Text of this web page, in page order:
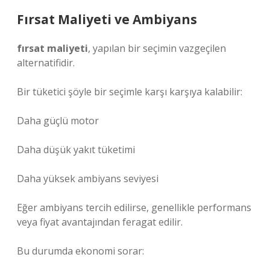
Fırsat Maliyeti ve Ambiyans
fırsat maliyeti, yapılan bir seçimin vazgeçilen
alternatifidir.
Bir tüketici şöyle bir seçimle karşı karşıya kalabilir:
Daha güçlü motor
Daha düşük yakıt tüketimi
Daha yüksek ambiyans seviyesi
Eğer ambiyans tercih edilirse, genellikle performans
veya fiyat avantajından feragat edilir.
Bu durumda ekonomi sorar: